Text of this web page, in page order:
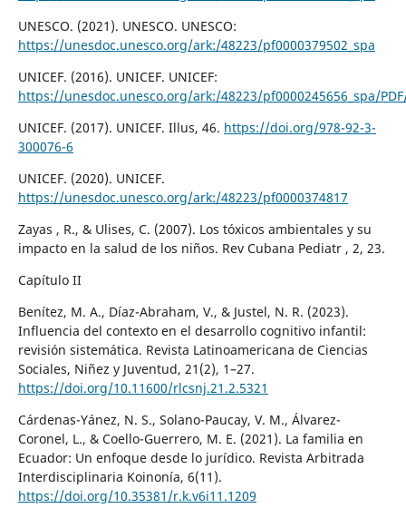
UNESCO. (2021). UNESCO. UNESCO:
https://unesdoc.unesco.org/ark:/48223/pf0000379502_spa
UNICEF. (2016). UNICEF. UNICEF:
https://unesdoc.unesco.org/ark:/48223/pf0000245656_spa/
UNICEF. (2017). UNICEF. Illus, 46. https://doi.org/978-92-3-
300076-6
UNICEF. (2020). UNICEF.
https://unesdoc.unesco.org/ark:/48223/pf0000374817
Zayas , R., & Ulises, C. (2007). Los tóxicos ambientales y su
impacto en la salud de los niños. Rev Cubana Pediatr , 2, 23.
Capítulo II
Benítez, M. A., Díaz-Abraham, V., & Justel, N. R. (2023).
Influencia del contexto en el desarrollo cognitivo infantil:
revisión sistemática. Revista Latinoamericana de Ciencias
Sociales, Niñez y Juventud, 21(2), 1–27.
https://doi.org/10.11600/rlcsnj.21.2.5321
Cárdenas-Yánez, N. S., Solano-Paucay, V. M., Álvarez-
Coronel, L., & Coello-Guerrero, M. E. (2021). La familia en
Ecuador: Un enfoque desde lo jurídico. Revista Arbitrada
Interdisciplinaria Koinonía, 6(11).
https://doi.org/10.35381/r.k.v6i11.1209